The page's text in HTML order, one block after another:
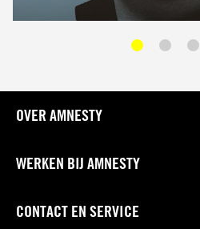
OVER AMNESTY
WERKEN BIJ AMNESTY
CONTACT EN SERVICE